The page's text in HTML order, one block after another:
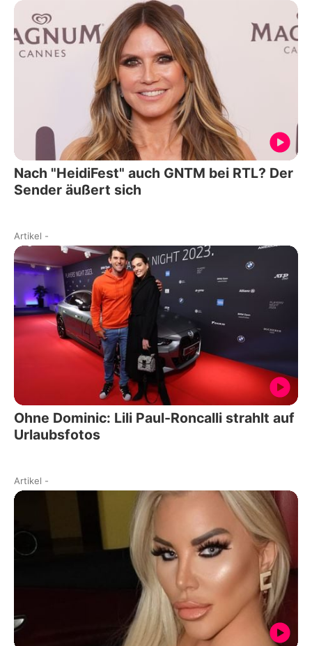
Nach "HeidiFest" auch GNTM bei RTL? Der
Sender äußert sich
Artikel -
Ohne Dominic: Lili Paul-Roncalli strahlt auf
Urlaubsfotos
Artikel -